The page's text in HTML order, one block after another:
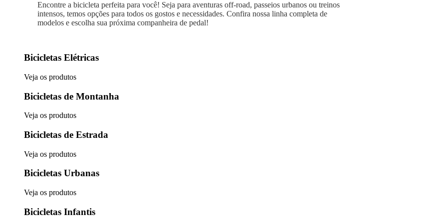
Encontre a bicicleta perfeita para você! Seja para aventuras off-road, passeios urbanos ou treinos
intensos, temos opções para todos os gostos e necessidades. Confira nossa linha completa de
modelos e escolha sua próxima companheira de pedal!
Bicicletas Elétricas
Veja os produtos
Bicicletas de Montanha
Veja os produtos
Bicicletas de Estrada
Veja os produtos
Bicicletas Urbanas
Veja os produtos
Bicicletas Infantis